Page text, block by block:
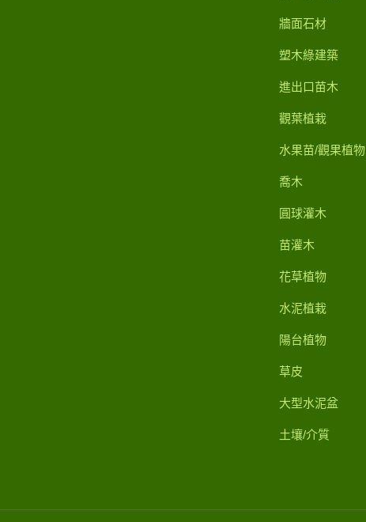
牆面石材
塑木綠建築
進出口苗木
觀葉植栽
水果苗/觀果植物
喬木
圓球灌木
苗灌木
花草植物
水泥植栽
陽台植物
草皮
大型水泥盆
土壤/介質